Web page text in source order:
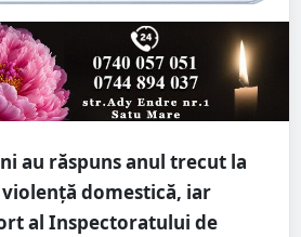
au răspuns anul trecut la
domestică, iar
al Inspectoratului de